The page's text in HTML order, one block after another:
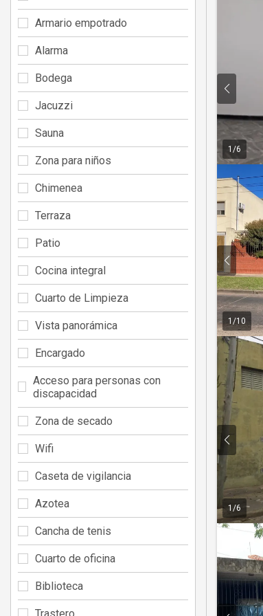
1 /6
1 /10
1 /6
Armario empotrado
Alarma
Bodega
Jacuzzi
Sauna
Zona para niños
Chimenea
Terraza
Patio
Cocina integral
Cuarto de Limpieza
Vista panorámica
Encargado
Acceso para personas con
discapacidad
Zona de secado
Wifi
Caseta de vigilancia
Azotea
Cancha de tenis
Cuarto de oficina
Biblioteca
Trastero